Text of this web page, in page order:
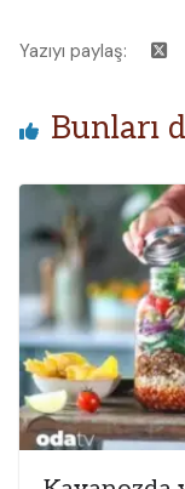
Yazıyı paylaş:
Bunları